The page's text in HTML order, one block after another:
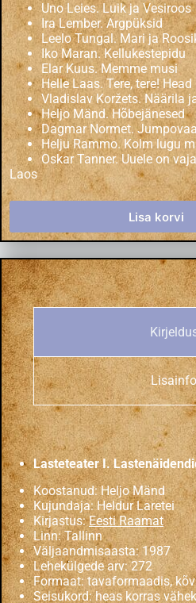
Uno Leies. Luik ja Vesiroos
Ira Lember. Argpüksid
Leelo Tungal. Mari ja
Iko Maran. Kellukestepidu
Elar Kuus. Memme musi
Helle Laas. Tere, tere!
Vladislav Koržets. Näärila
Heljo Mänd. Hõbejänesed
Dagmar Normet.
Helju Rammo. Kolm lugu
Oskar Tanner. Uuele on
Laos
Lisa korvi
Lasteteater I.
Koostanud: Heljo Mänd
Kujundaja: Heldur Laretei
Kirjastus:Eesti Raamat
Linn: Tallinn
Väljaandmisaasta: 1987
Lehekülgede arv: 272
Formaat: tavaformaadis,
Seisukord: heas korras